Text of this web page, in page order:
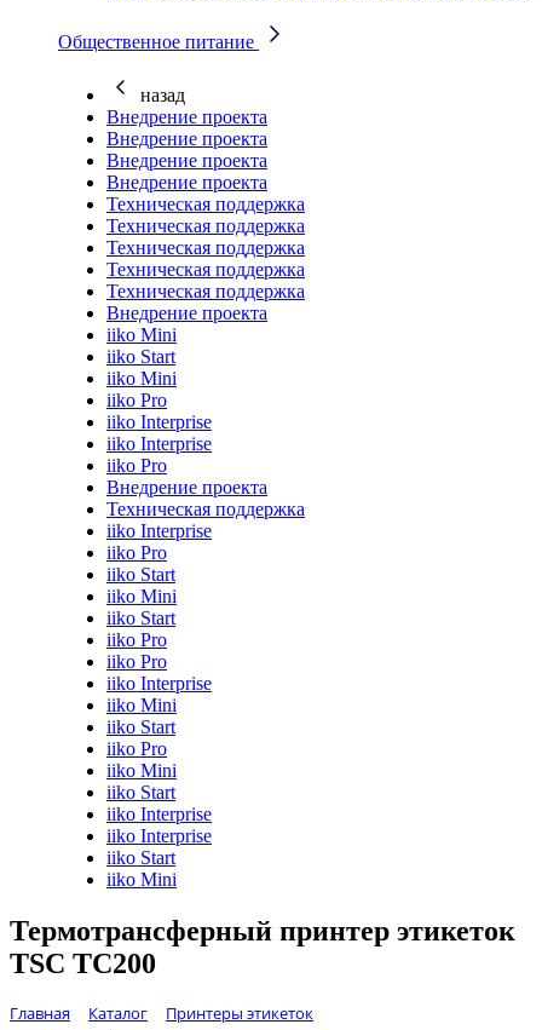
Общественное питание
назад
Внедрение проекта
Внедрение проекта
Внедрение проекта
Внедрение проекта
Техническая поддержка
Техническая поддержка
Техническая поддержка
Техническая поддержка
Техническая поддержка
Внедрение проекта
iiko Mini
iiko Start
iiko Mini
iiko Pro
iiko Interprise
iiko Interprise
iiko Pro
Внедрение проекта
Техническая поддержка
iiko Interprise
iiko Pro
iiko Start
iiko Mini
iiko Start
iiko Pro
iiko Pro
iiko Interprise
iiko Mini
iiko Start
iiko Pro
iiko Mini
iiko Start
iiko Interprise
iiko Interprise
iiko Start
iiko Mini
Термотрансферный принтер этикеток
TSC TC200
Главная Каталог
Принтеры этикеток